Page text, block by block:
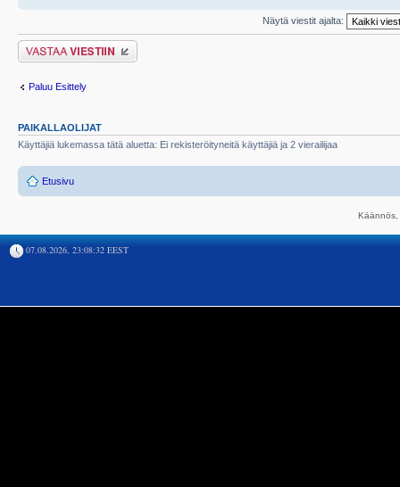
Näytä viestit ajalta:
Lähetä vastaus
Paluu Esittely
PAIKALLAOLIJAT
Käyttäjiä lukemassa tätä aluetta: Ei rekisteröityneitä käyttäjiä ja 2 vierailijaa
Etusivu
07.08.2026, 23:08:32 EEST